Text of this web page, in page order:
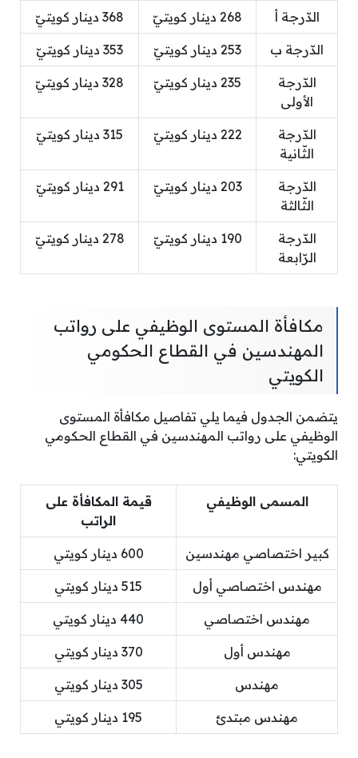
الدّرجة أ 268 دينار كويتيّ 368 دينار كويتيّ
الدّرجة ب 253 دينار كويتيّ 353 دينار كويتيّ
الدّرجة
الأولى
235 دينار كويتيّ 328 دينار كويتيّ
الدّرجة
الثّانية
222 دينار كويتيّ 315 دينار كويتيّ
الدّرجة
الثّالثة
203 دينار كويتيّ 291 دينار كويتيّ
الدّرجة
الرّابعة
190 دينار كويتيّ 278 دينار كويتيّ
مكافأة المستوى الوظيفي على رواتب
المهندسين في القطاع الحكومي
الكويتي
يتضمن الجدول فيما يلي تفاصيل مكافأة المستوى
الوظيفي على رواتب المهندسين في القطاع الحكومي
الكويتي:
المسمى الوظيفي
قيمة المكافأة على
الراتب
كبير اختصاصي مهندسين 600 دينار كويتي
مهندس اختصاصي أول 515 دينار كويتي
مهندس اختصاصي 440 دينار كويتي
مهندس أول 370 دينار كويتي
مهندس 305 دينار كويتي
مهندس مبتدئ 195 دينار كويتي